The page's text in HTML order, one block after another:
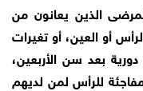
الذين يعانون من
أو العين، أو تغيرات
بعد سن الأربعين،
للرأس لمن لديهم